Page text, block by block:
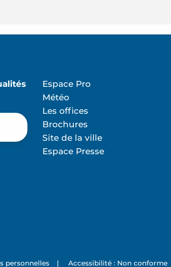
Espace Pro
Météo
Les offices
Brochures
Site de la ville
Espace Presse
personnelles | Accessibilité : Non conforme